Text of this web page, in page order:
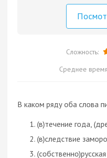
Сложность:
Среднее
В каком ряду оба слова
(в)течение года,
(в)следствие